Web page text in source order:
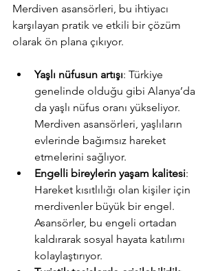
Merdiven asansörleri, bu ihtiyacı
karşılayan pratik ve etkili bir çözüm
olarak ön plana çıkıyor.
Yaşlı nüfusun artışı: Türkiye
genelinde olduğu gibi Alanya’da
da yaşlı nüfus oranı yükseliyor.
Merdiven asansörleri, yaşlıların
evlerinde bağımsız hareket
etmelerini sağlıyor.
Engelli bireylerin yaşam kalitesi:
Hareket kısıtlılığı olan kişiler için
merdivenler büyük bir engel.
Asansörler, bu engeli ortadan
kaldırarak sosyal hayata katılımı
kolaylaştırıyor.